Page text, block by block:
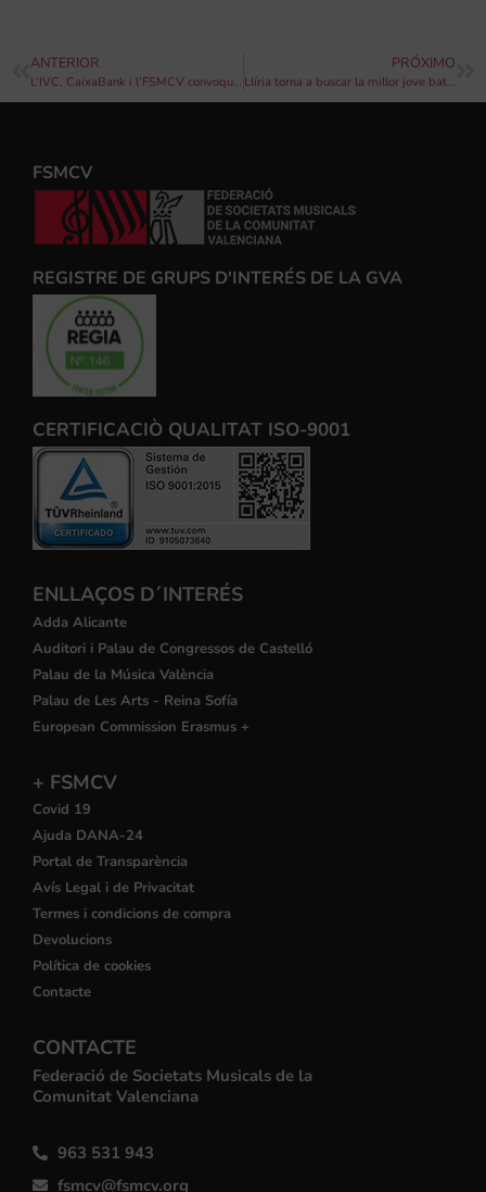
ANTERIOR
L’IVC, CaixaBank i l’FSMCV convoquen el VI Concurs CaixaBank d’Orquestres de la Comunitat Valenciana
PRÓXIMO
Llíria torna a buscar la millor jove batuta internacional
FSMCV
REGISTRE DE GRUPS D'INTERÉS DE LA GVA
CERTIFICACIÒ QUALITAT ISO-9001
ENLLAÇOS D´INTERÉS
Adda Alicante
Auditori i Palau de Congressos de Castelló
Palau de la Música València
Palau de Les Arts - Reina Sofía
European Commission Erasmus +
+ FSMCV
Covid 19
Ajuda DANA-24
Portal de Transparència
Avís Legal i de Privacitat
Termes i condicions de compra
Devolucions
Política de cookies
Contacte
CONTACTE
Federació de Societats Musicals de la
Comunitat Valenciana
963 531 943
fsmcv@fsmcv.org